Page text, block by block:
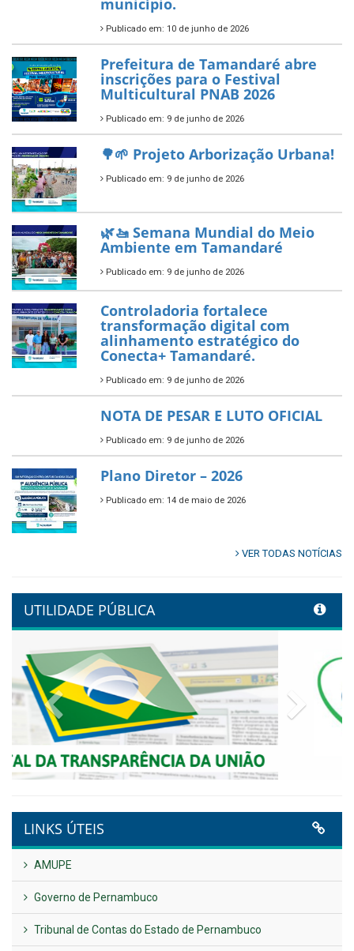
ÚLTIMAS NOTÍCIAS
Tamandaré conquista Selo
Diamante do Sebrae pelo
segundo ano consecutivo e
reafirma excelência no apoio ao
empreendedorismo.
Publicado em: 10 de junho de 2026
novos investimentos para
fortalecer a saúde pública do
município.
Publicado em: 10 de junho de 2026
Prefeitura de Tamandaré abre
inscrições para o Festival
Multicultural PNAB 2026
Publicado em: 9 de junho de 2026
🌳🌱 Projeto Arborização Urbana!
Publicado em: 9 de junho de 2026
🌿🚤 Semana Mundial do Meio
Ambiente em Tamandaré
alinhamento estratégico do
Conecta+ Tamandaré.
NOTA DE PESAR E LUTO OFICIAL
Publicado em: 9 de junho de 2026
Plano Diretor – 2026
Publicado em: 14 de maio de 2026
VER TODAS NOTÍCIAS
UTILIDADE PÚBLICA